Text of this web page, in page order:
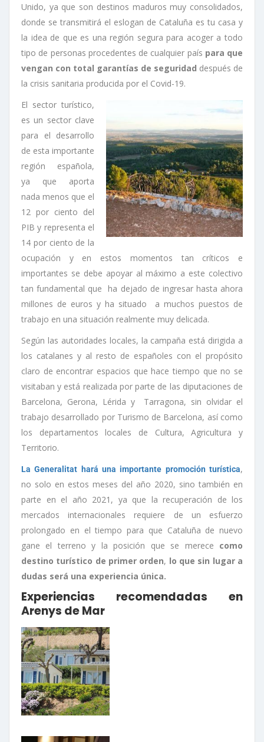
Unido, ya que son destinos maduros muy consolidados,
donde se transmitirá el eslogan de Cataluña es tu casa y
la idea de que es una región segura para acoger a todo
tipo de personas procedentes de cualquier país para que
vengan con total garantías de seguridad después de
la crisis sanitaria producida por el Covid-19.
El sector turístico,
es un sector clave
para el desarrollo
de esta importante
región española,
ya que aporta
nada menos que el
12 por ciento del
PIB y representa el
14 por ciento de la
ocupación y en estos momentos tan críticos e
importantes se debe apoyar al máximo a este colectivo
tan fundamental que ha dejado de ingresar hasta ahora
millones de euros y ha situado a muchos puestos de
trabajo en una situación realmente muy delicada.
Según las autoridades locales, la campaña está dirigida a
los catalanes y al resto de españoles con el propósito
claro de encontrar espacios que hace tiempo que no se
visitaban y está realizada por parte de las diputaciones de
Barcelona, Gerona, Lérida y Tarragona, sin olvidar el
trabajo desarrollado por Turismo de Barcelona, así como
los departamentos locales de Cultura, Agricultura y
Territorio.
La Generalitat hará una importante promoción turística,
no solo en estos meses del año 2020, sino también en
parte en el año 2021, ya que la recuperación de los
mercados internacionales requiere de un esfuerzo
prolongado en el tiempo para que Cataluña de nuevo
gane el terreno y la posición que se merece como
destino turístico de primer orden, lo que sin lugar a
dudas será una experiencia única.
Experiencias recomendadas en
Arenys de Mar